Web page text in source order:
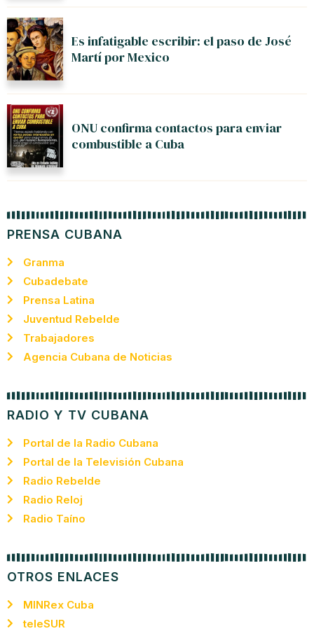
Es infatigable escribir: el paso de José
Martí por Mexico
ONU confirma contactos para enviar
combustible a Cuba
PRENSA CUBANA
Granma
Cubadebate
Prensa Latina
Juventud Rebelde
Trabajadores
Agencia Cubana de Noticias
RADIO Y TV CUBANA
Portal de la Radio Cubana
Portal de la Televisión Cubana
Radio Rebelde
Radio Reloj
Radio Taíno
OTROS ENLACES
MINRex Cuba
teleSUR